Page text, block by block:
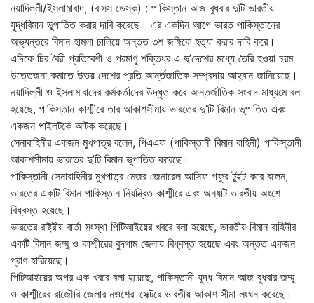
নয়াদিল্লী/ইসলামাবাদ, (বাসস ডেস্ক) : পাকিস্তান আজ বুধবার দুটি ভারতীয়
যুদ্ধবিমান ভূপাতিত করার দাবি করেছে। এর একদিন আগে ভারত পাকিস্তানের
অভ্যন্তরে বিমান হামলা চালিয়ে অন্তত ৩শ জঙ্গিকে হত্যা করার দাবি করে।
এদিকে চির বৈরী প্রতিবেশী ও পরমাণু শক্তিধর এ দু’দেশের মধ্যে তৈরি হওয়া চরম
উত্তেজনা কমাতে উভয় দেশের প্রতি আর্ন্তজাতিক সম্প্রদায় আহ্বান জানিয়েছে।
নয়াদিল্লী ও ইসলামাবাদের কর্মকর্তাদের উদ্ধৃত করে আন্তর্জাতিক সংবাদ মাধ্যমে বলা
হয়েছে, পাকিস্তান কাশ্মীরে তার আকাশসীমায় ভারতের দু’টি বিমান ভূপাতিত এবং
একজন পাইলটকে আটক করেছে।
সেনাবাহিনীর একজন মুখপাত্র বলেন, পিএএফ (পাকিস্তানী বিমান বাহিনী) পাকিস্তানী
আকাশসীমায় ভারতের দু’টি বিমান ভূপাতিত করেছে।
পাকিস্তানী সেনাবাহিনীর মুখপাত্র মেজর জেনারেল আসিফ গফুর টুইট করে বলেন,
ভারতের একটি বিমান পাকিস্তান নিয়ন্ত্রিত কাশ্মীরে এবং অন্যটি ভারতীয় অংশে
বিধ্বস্ত হয়েছে।
ভারতের রাষ্ট্রীয় বার্তা সংস্থা পিটিআইয়ের খবরে বলা হয়েছে, ভারতীয় বিমান বাহিনীর
একটি বিমান জম্মু ও কাশ্মীরের বুদগাম জেলায় বিধ্বস্ত হয়েছে এবং অন্তত একজন
প্রাণ হারিয়েছে।
পিটিআইয়ের অপর এক খবরে বলা হয়েছে, পাকিস্তানী যুদ্ধ বিমান আজ বুধবার জম্মু
ও কাশ্মীরের রাজৌরি জেলার নওশেরা সেক্টরে ভারতীয় আকাশ সীমা লংঘন করেছে।